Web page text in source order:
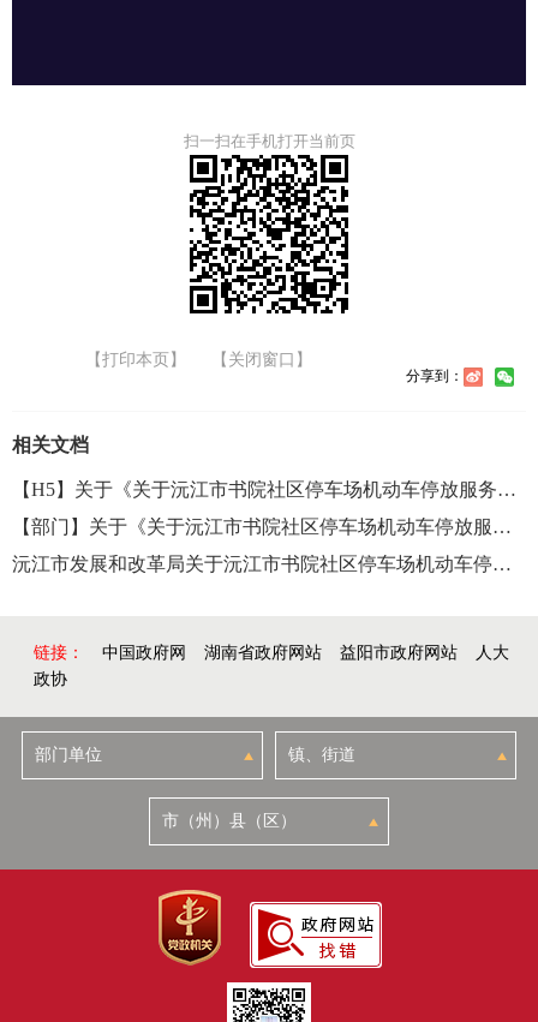
扫一扫在手机打开当前页
【打印本页】 【关闭窗口】
分享到：
相关文档
【H5】关于《关于沅江市书院社区停车场机动车停放服务临时收费标准的批复》的政策解读
【部门】关于《关于沅江市书院社区停车场机动车停放服务临时收费标准的批复》的政策解读
沅江市发展和改革局关于沅江市书院社区停车场机动车停放服务临时收费标准的批复
链接： 中国政府网 湖南省政府网站 益阳市政府网站
人大
政协